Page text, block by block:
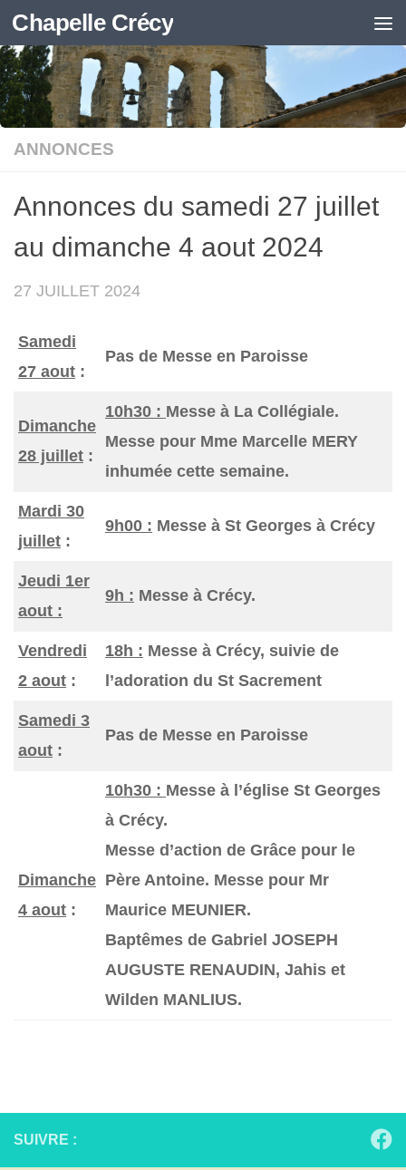
Skip to content
Chapelle Crécy
ANNONCES
Annonces du samedi 27 juillet
au dimanche 4 aout 2024
27 JUILLET 2024
Samedi
27 aout :
Pas de Messe en Paroisse
Dimanche
28 juillet :
10h30 : Messe à La Collégiale.
Messe pour Mme Marcelle MERY
inhumée cette semaine.
Mardi 30
juillet :
9h00 : Messe à St Georges à Crécy
Jeudi 1er
aout :
9h : Messe à Crécy.
Vendredi
2 aout :
18h : Messe à Crécy, suivie de
l’adoration du St Sacrement
Samedi 3
aout :
Pas de Messe en Paroisse
Dimanche
4 aout :
10h30 : Messe à l’église St Georges
à Crécy.
Messe d’action de Grâce pour le
Père Antoine. Messe pour Mr
Maurice MEUNIER.
Baptêmes de Gabriel JOSEPH
AUGUSTE RENAUDIN, Jahis et
Wilden MANLIUS.
SUIVRE :